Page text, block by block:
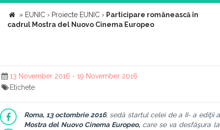
» EUNIC › Proiecte EUNIC › Participare românească în
cadrul Mostra del Nuovo Cinema Europeo
13 November 2016 - 19 November 2016
Etichete
Roma, 13 octombrie 2016, sedă startul celei de a II- a ediţii a
Mostra del Nuovo Cinema Europeo, care se va desfăşura la